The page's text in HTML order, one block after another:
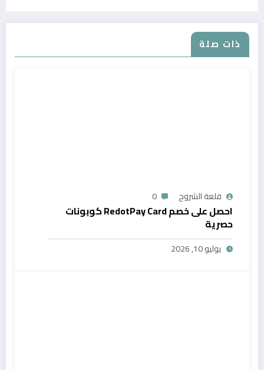
ذات صلة
قلعة الشروح 0
احصل على خصم RedotPay Card كوبونات
حصرية
يوليو 10, 2026